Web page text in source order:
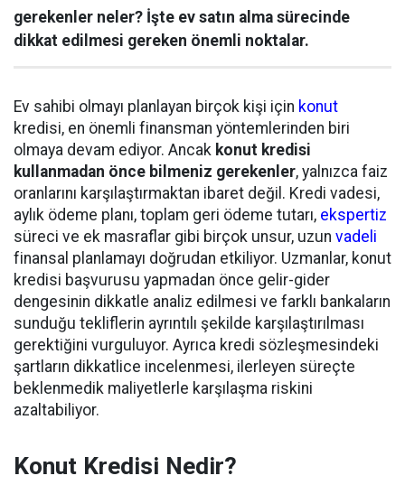
gerekenler neler? İşte ev satın alma sürecinde
dikkat edilmesi gereken önemli noktalar.
Ev sahibi olmayı planlayan birçok kişi için konut
kredisi, en önemli finansman yöntemlerinden biri
olmaya devam ediyor. Ancak konut kredisi
kullanmadan önce bilmeniz gerekenler, yalnızca faiz
oranlarını karşılaştırmaktan ibaret değil. Kredi vadesi,
aylık ödeme planı, toplam geri ödeme tutarı, ekspertiz
süreci ve ek masraflar gibi birçok unsur, uzun vadeli
finansal planlamayı doğrudan etkiliyor. Uzmanlar, konut
kredisi başvurusu yapmadan önce gelir-gider
dengesinin dikkatle analiz edilmesi ve farklı bankaların
sunduğu tekliflerin ayrıntılı şekilde karşılaştırılması
gerektiğini vurguluyor. Ayrıca kredi sözleşmesindeki
şartların dikkatlice incelenmesi, ilerleyen süreçte
beklenmedik maliyetlerle karşılaşma riskini
azaltabiliyor.
Konut Kredisi Nedir?